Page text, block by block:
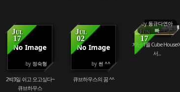
No Image
Jul
17
by 정숙형
77171
2박3일 쉬고 오고싶다~
큐브하우스
No Image
Jul
02
by 썬 ^^
64630
큐브하우스의 꿈 ^^
Jun
17
by동규다연아
빠
지난 1월 Cube House
서...